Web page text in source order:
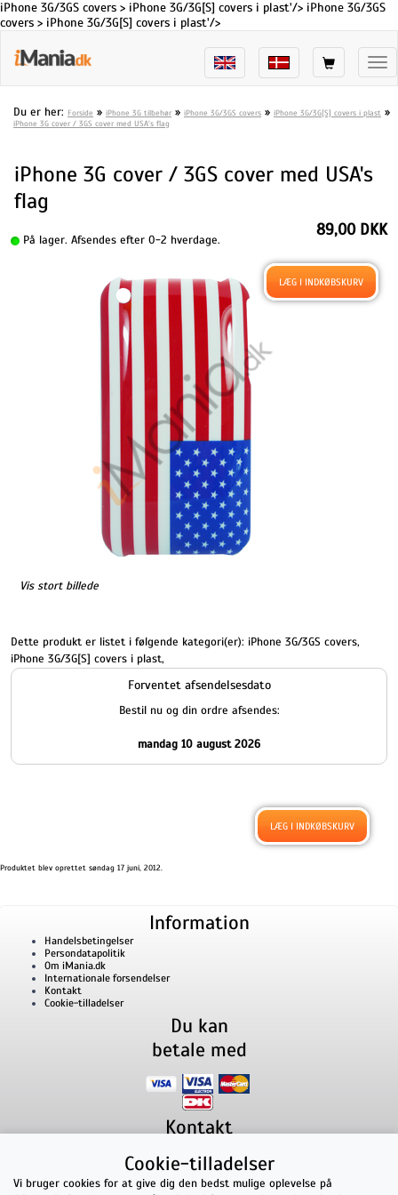
iPhone 3G/3GS covers > iPhone 3G/3G[S] covers i plast'/> iPhone 3G/3GS
covers > iPhone 3G/3G[S] covers i plast'/>
Du er her: Forside » iPhone 3G tilbehør » iPhone 3G/3GS covers » iPhone 3G/3G[S] covers i plast »
iPhone 3G cover / 3GS cover med USA's flag
iPhone 3G cover / 3GS cover med USA's
flag
På lager. Afsendes efter 0-2 hverdage.
Vis stort billede
89,00 DKK
Dette produkt er listet i følgende kategori(er): iPhone 3G/3GS covers,
iPhone 3G/3G[S] covers i plast,
Forventet afsendelsesdato
Bestil nu og din ordre afsendes:
mandag 10 august 2026
Produktet blev oprettet søndag 17 juni, 2012.
Information
Handelsbetingelser
Persondatapolitik
Om iMania.dk
Internationale forsendelser
Kontakt
Cookie-tilladelser
Du kan
betale med
Kontakt
Lillevorde Kær 29280 Storvorde
CVR nummer: 33182805 | E-mail: kontakt@imania.dk
Telefon:+45 23618990
Cookie-tilladelser
Vi bruger cookies for at give dig den bedst mulige oplevelse på